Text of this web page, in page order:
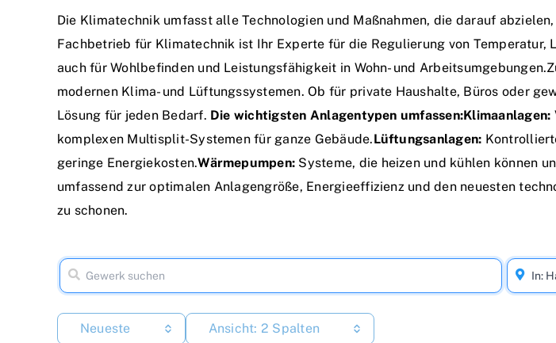
Die Klimatechnik umfasst alle Technologien und Maßnahmen, die darauf
Fachbetrieb für Klimatechnik ist Ihr Experte für die Regulierung von
auch für Wohlbefinden und Leistungsfähigkeit in Wohn- und
modernen Klima- und Lüftungssystemen. Ob für private Haushalte, Büros oder
Lösung für jeden Bedarf. Die wichtigsten Anlagentypen umfassen:Klimaanlagen:
komplexen Multisplit-Systemen für ganze Gebäude.Lüftungsanlagen:
geringe Energiekosten.Wärmepumpen: Systeme, die heizen und kühlen können
umfassend zur optimalen Anlagengröße, Energieeffizienz und den neuesten
zu schonen.
Neueste Ansicht: 2 Spalten